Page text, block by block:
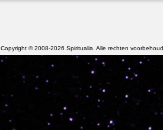
Copyright © 2008-2026 Spiritualia. Alle rechten